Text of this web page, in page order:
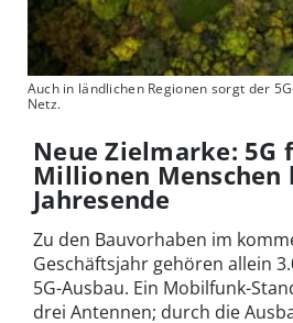
Auch in ländlichen Regionen sorgt der
Netz.
Neue Zielmarke: 5G
Millionen Menschen
Jahresende
Zu den Bauvorhaben im
Geschäftsjahr gehören allein
5G-Ausbau. Ein Mobilfunk-
drei Antennen; durch die